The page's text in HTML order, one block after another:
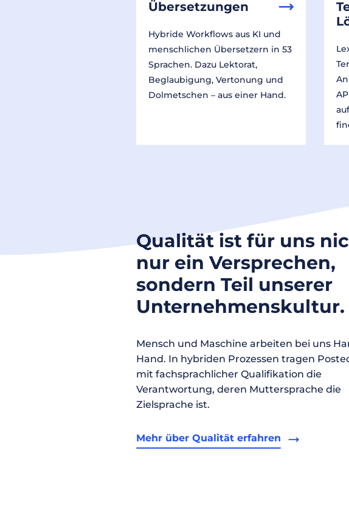
Übersetzungen
Hybride Workflows aus KI und
menschlichen Übersetzern in 53
Sprachen. Dazu Lektorat,
Beglaubigung, Vertonung und
Dolmetschen – aus einer Hand.
Qualität ist für uns
nur ein Versprechen,
sondern Teil unserer
Unternehmenskultur.
Mensch und Maschine arbeiten bei uns
Hand. In hybriden Prozessen tragen
mit fachsprachlicher Qualifikation die
Verantwortung, deren Muttersprache die
Zielsprache ist.
Mehr über Qualität erfahren